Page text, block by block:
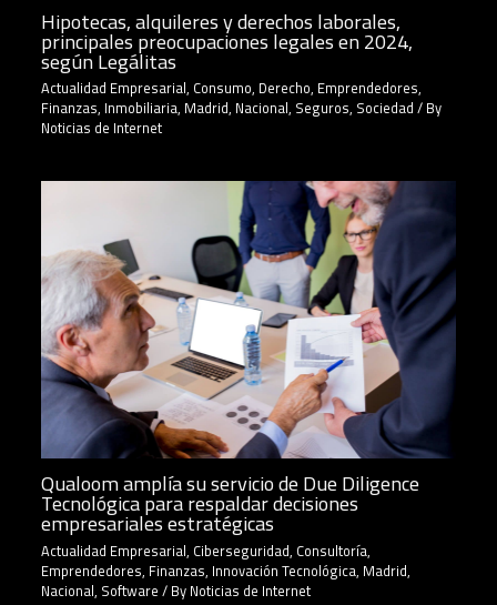
Hipotecas, alquileres y derechos laborales,
principales preocupaciones legales en 2024,
según Legálitas
Actualidad Empresarial, Consumo, Derecho, Emprendedores,
Finanzas, Inmobiliaria, Madrid, Nacional, Seguros, Sociedad/ By
Noticias de Internet
Qualoom amplía su servicio de Due Diligence
Tecnológica para respaldar decisiones
empresariales estratégicas
Actualidad Empresarial, Ciberseguridad, Consultoría,
Emprendedores, Finanzas, Innovación Tecnológica, Madrid,
Nacional, Software/ ByNoticias de Internet